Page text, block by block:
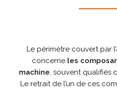
Le périmètre couvert par
concerne les
machine, souvent qualifiés
Le retrait de l’un de ces